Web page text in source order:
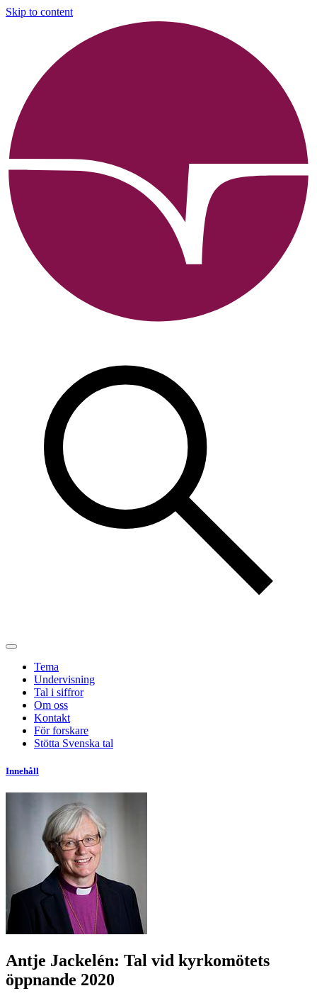
Skip to content
Tema
Undervisning
Tal i siffror
Om oss
Kontakt
För forskare
Stötta Svenska tal
Innehåll
Antje Jackelén: Tal vid kyrkomötets
öppnande 2020